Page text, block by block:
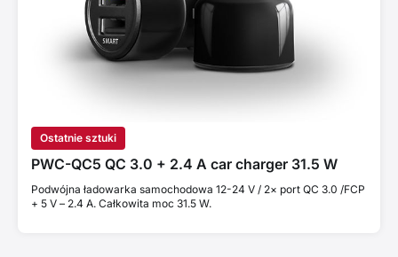
Ostatnie sztuki
PWC-QC5 QC 3.0 + 2.4 A car charger 31.5 W
Podwójna ładowarka samochodowa 12-24 V / 2× port QC 3.0 /FCP
+ 5 V – 2.4 A. Całkowita moc 31.5 W.